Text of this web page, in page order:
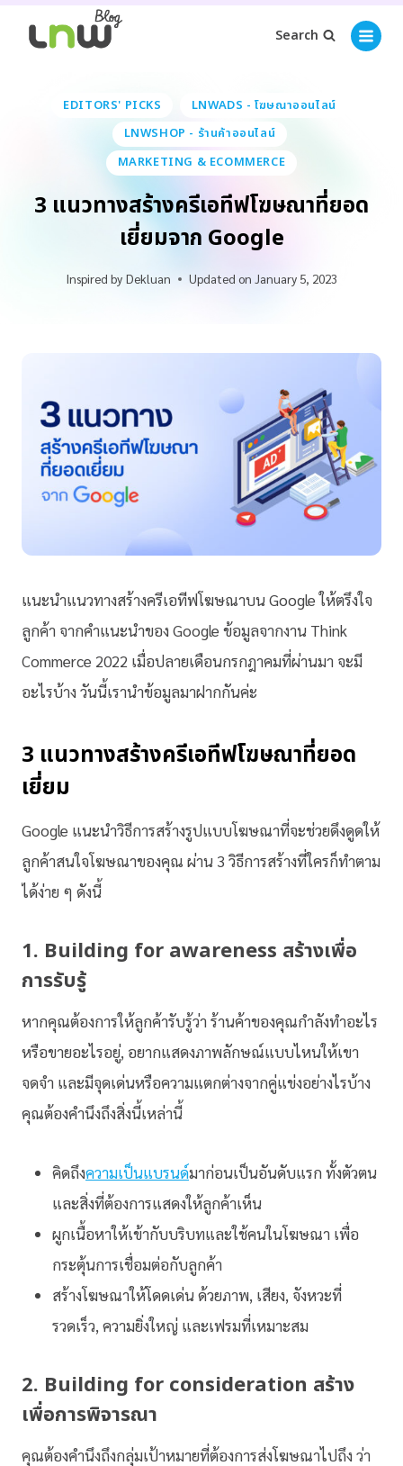
Search
EDITORS' PICKS
LNWADS - โฆษณาออนไลน์
LNWSHOP - ร้านค้าออนไลน์
MARKETING & ECOMMERCE
3 แนวทางสร้างครีเอทีฟโฆษณาที่ยอด
เยี่ยมจาก Google
Inspired by Dekluan Updated on January 5, 2023
แนะนำแนวทางสร้างครีเอทีฟโฆษณาบน Google ให้ตรึงใจ
ลูกค้า จากคำแนะนำของ Google ข้อมูลจากงาน Think
Commerce 2022 เมื่อปลายเดือนกรกฎาคมที่ผ่านมา จะมี
อะไรบ้าง วันนี้เรานำข้อมูลมาฝากกันค่ะ
3 แนวทางสร้างครีเอทีฟโฆษณาที่ยอด
เยี่ยม
Google แนะนำวิธีการสร้างรูปแบบโฆษณาที่จะช่วยดึงดูดให้
ลูกค้าสนใจโฆษณาของคุณ ผ่าน 3 วิธีการสร้างที่ใครก็ทำตาม
ได้ง่าย ๆ ดังนี้
1. Building for awareness สร้างเพื่อ
การรับรู้
หากคุณต้องการให้ลูกค้ารับรู้ว่า ร้านค้าของคุณกำลังทำอะไร
หรือขายอะไรอยู่, อยากแสดงภาพลักษณ์แบบไหนให้เขา
จดจำ และมีจุดเด่นหรือความแตกต่างจากคู่แข่งอย่างไรบ้าง
คุณต้องคำนึงถึงสิ่งนี้เหล่านี้
คิดถึงความเป็นแบรนด์มาก่อนเป็นอันดับแรก ทั้งตัวตน
และสิ่งที่ต้องการแสดงให้ลูกค้าเห็น
ผูกเนื้อหาให้เข้ากับบริบทและใช้คนในโฆษณา เพื่อ
กระตุ้นการเชื่อมต่อกับลูกค้า
สร้างโฆษณาให้โดดเด่น ด้วยภาพ, เสียง, จังหวะที่
รวดเร็ว, ความยิ่งใหญ่ และเฟรมที่เหมาะสม
2. Building for consideration สร้าง
เพื่อการพิจารณา
คุณต้องคำนึงถึงกลุ่มเป้าหมายที่ต้องการส่งโฆษณาไปถึง ว่า